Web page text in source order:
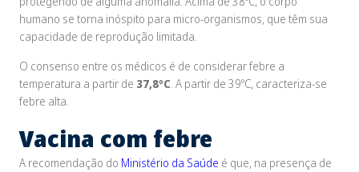
humano se torna inóspito para micro-organismos, que têm sua
capacidade de reprodução limitada.
O consenso entre os médicos é de considerar febre a
temperatura a partir de 37,8ºC. A partir de 39ºC, caracteriza-se
febre alta.
Vacina com febre
A recomendação do Ministério da Saúde é que, na presença de